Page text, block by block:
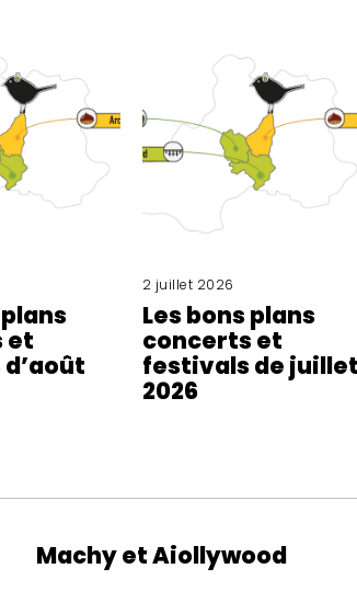
et
2 juillet 2026
Les bons plans
concerts et
festivals de juillet
2026
Machy et Aiollywood